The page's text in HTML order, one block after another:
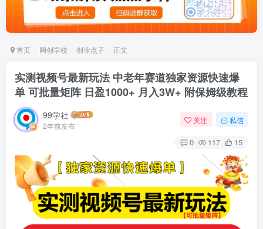
首页 网创学校 创业点子 正文
实测视频号最新玩法 中老年赛道独家资源快速爆
单 可批量矩阵 日盈1000+ 月入3W+ 附保姆级教程
99学社
2年前发布
关注 私信
0 117 15